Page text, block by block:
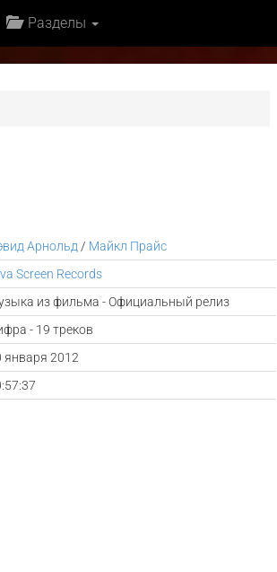
Разделы
Арнольд / Майкл Прайс
Screen Records
из фильма - Официальный релиз
- 19 треков
января 2012